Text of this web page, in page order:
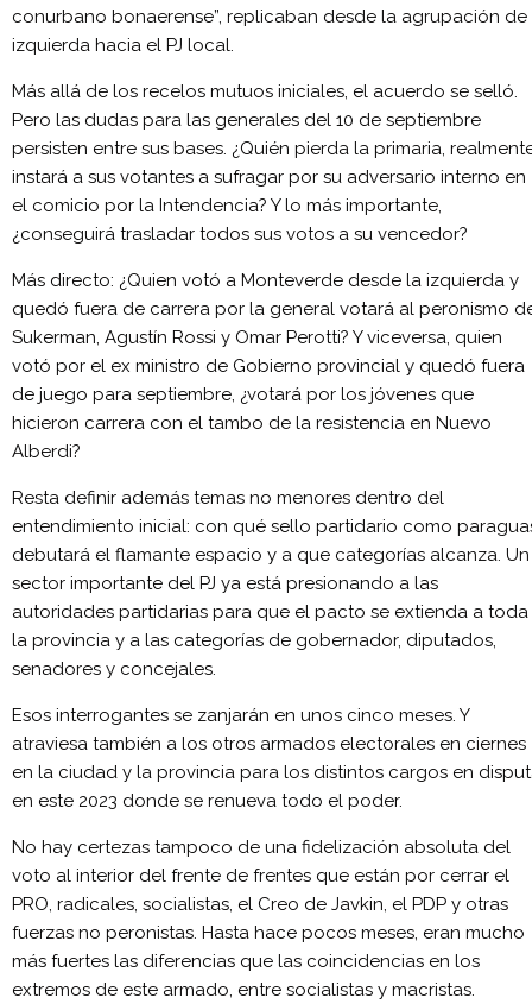
conurbano bonaerense”, replicaban desde la agrupación de
izquierda hacia el PJ local.
Más allá de los recelos mutuos iniciales, el acuerdo se selló.
Pero las dudas para las generales del 10 de septiembre
persisten entre sus bases. ¿Quién pierda la primaria,
instará a sus votantes a sufragar por su adversario interno en
el comicio por la Intendencia? Y lo más importante,
¿conseguirá trasladar todos sus votos a su vencedor?
Más directo: ¿Quien votó a Monteverde desde la izquierda y
quedó fuera de carrera por la general votará al peronismo
Sukerman, Agustín Rossi y Omar Perotti? Y viceversa, quien
votó por el ex ministro de Gobierno provincial y quedó fuera
de juego para septiembre, ¿votará por los jóvenes que
hicieron carrera con el tambo de la resistencia en Nuevo
Alberdi?
Resta definir además temas no menores dentro del
entendimiento inicial: con qué sello partidario como
debutará el flamante espacio y a que categorías alcanza. Un
sector importante del PJ ya está presionando a las
autoridades partidarias para que el pacto se extienda a toda
la provincia y a las categorías de gobernador, diputados,
senadores y concejales.
Esos interrogantes se zanjarán en unos cinco meses. Y
atraviesa también a los otros armados electorales en ciernes
en la ciudad y la provincia para los distintos cargos en
en este 2023 donde se renueva todo el poder.
No hay certezas tampoco de una fidelización absoluta del
voto al interior del frente de frentes que están por cerrar el
PRO, radicales, socialistas, el Creo de Javkin, el PDP y otras
fuerzas no peronistas. Hasta hace pocos meses, eran mucho
más fuertes las diferencias que las coincidencias en los
extremos de este armado, entre socialistas y macristas.